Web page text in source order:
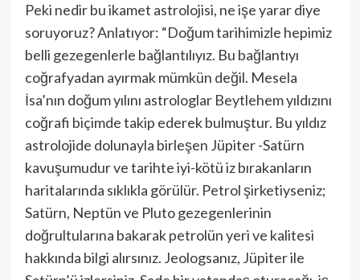
Peki nedir bu ikamet astrolojisi, ne işe yarar diye
soruyoruz? Anlatıyor: “Doğum tarihimizle hepimiz
belli gezegenlerle bağlantılıyız. Bu bağlantıyı
coğrafyadan ayırmak mümkün değil. Mesela
İsa’nın doğum yılını astrologlar Beytlehem yıldızını
coğrafi biçimde takip ederek bulmuştur. Bu yıldız
astrolojide dolunayla birleşen Jüpiter -Satürn
kavuşumudur ve tarihte iyi-kötü iz bırakanların
haritalarında sıklıkla görülür. Petrol şirketiyseniz;
Satürn, Neptün ve Pluto gezegenlerinin
doğrultularına bakarak petrolün yeri ve kalitesi
hakkında bilgi alırsınız. Jeologsanız, Jüpiter ile